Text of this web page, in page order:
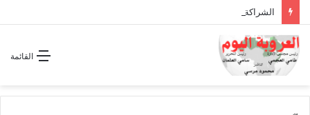
القائمة